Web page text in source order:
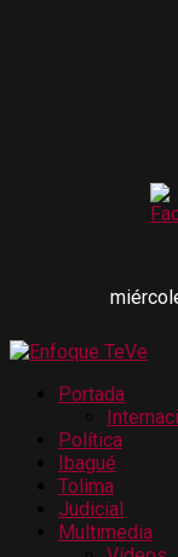
Portada
Política
Ibagué
Tolima
Judicial
Multimedia